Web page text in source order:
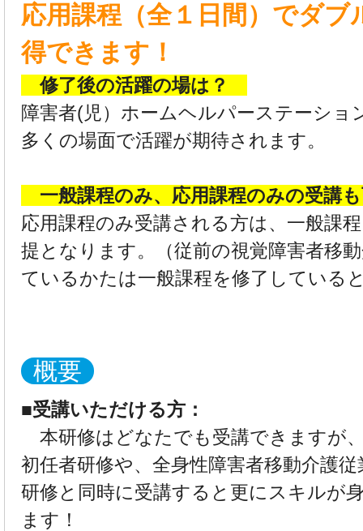
応用課程（全１日間）でダブ
得できます！
修了後の活躍の場は？
障害者(児）ホームヘルパーステーショ
多くの場面で活躍が期待されます。
一般課程のみ、応用課程のみの受講
応用課程のみ受講される方は、一般課
提となります。（従前の視覚障害者移
ているかたは一般課程を修了している
概要
■受講いただける方：
本研修はどなたでも受講できますが
初任者研修や、全身性障害者移動介護従
研修と同時に受講すると更にスキルが
ます！